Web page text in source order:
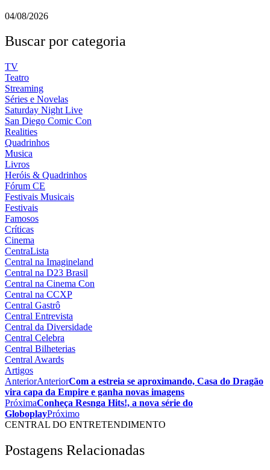
04/08/2026
Buscar por categoria
TV
Teatro
Streaming
Séries e Novelas
Saturday Night Live
San Diego Comic Con
Realities
Quadrinhos
Musica
Livros
Heróis & Quadrinhos
Fórum CE
Festivais Musicais
Festivais
Famosos
Críticas
Cinema
CentraLista
Central na Imagineland
Central na D23 Brasil
Central na Cinema Con
Central na CCXP
Central Gastrô
Central Entrevista
Central da Diversidade
Central Celebra
Central Bilheterias
Central Awards
Artigos
AnteriorAnteriorCom a estreia se aproximando, Casa do Dragão
vira capa da Empire e ganha novas imagens
PróximaConheça Resnga Hits!, a nova série do
GloboplayPróximo
CENTRAL DO ENTRETENDIMENTO
Postagens Relacionadas